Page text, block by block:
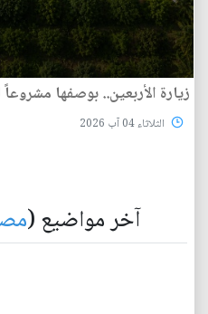
زيارة الأربعين.. بوصفها مشروعاً
الثلاثاء 04 آب 2026
آخر مواضيع (